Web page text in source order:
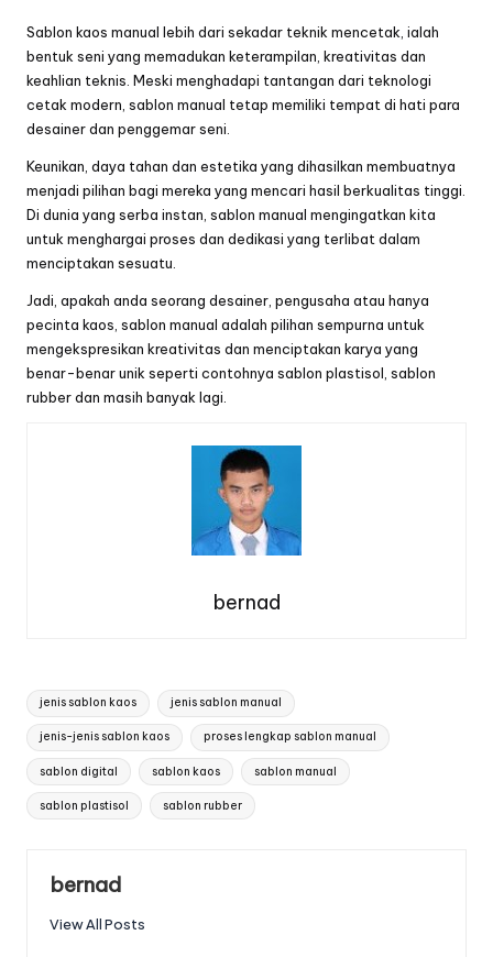
Sablon kaos manual lebih dari sekadar teknik mencetak, ialah
bentuk seni yang memadukan keterampilan, kreativitas dan
keahlian teknis. Meski menghadapi tantangan dari teknologi
cetak modern, sablon manual tetap memiliki tempat di hati para
desainer dan penggemar seni.
Keunikan, daya tahan dan estetika yang dihasilkan membuatnya
menjadi pilihan bagi mereka yang mencari hasil berkualitas tinggi.
Di dunia yang serba instan, sablon manual mengingatkan kita
untuk menghargai proses dan dedikasi yang terlibat dalam
menciptakan sesuatu.
Jadi, apakah anda seorang desainer, pengusaha atau hanya
pecinta kaos, sablon manual adalah pilihan sempurna untuk
mengekspresikan kreativitas dan menciptakan karya yang
benar-benar unik seperti contohnya sablon plastisol, sablon
rubberdan masih banyak lagi.
bernad
Tags:
jenis sablon kaos jenis sablon manual
jenis-jenis sablon kaos proses lengkap sablon manual
sablon digital sablon kaos sablon manual
sablon plastisol sablon rubber
bernad
View All Posts